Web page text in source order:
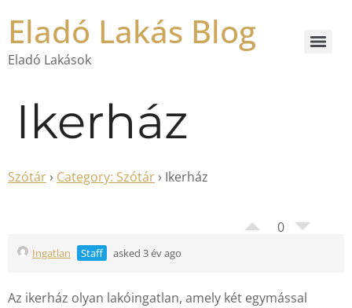
Eladó Lakás Blog
Eladó Lakások
Ikerház
Szótár › Category: Szótár › Ikerház
0
Ingatlan Staff asked 3 év ago
Az ikerház olyan lakóingatlan, amely két egymással